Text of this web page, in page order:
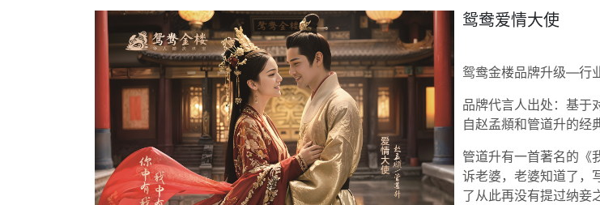
鸳鸯爱情大使
鸳鸯金楼品牌升级—行
品牌代言人出处：基于
自赵孟頫和管道升的经
管道升有一首著名的《
诉老婆，老婆知道了，
了从此再没有提过纳妾